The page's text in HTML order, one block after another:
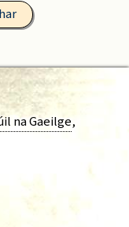
na Gaeilge,